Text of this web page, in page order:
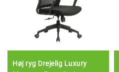
Høj ryg Drejelig Luxury